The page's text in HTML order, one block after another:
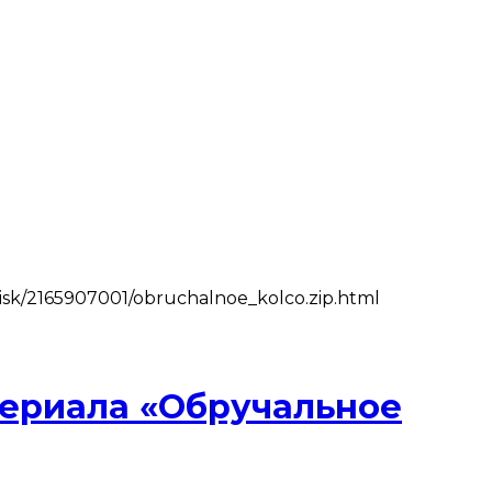
2165907001/obruchalnoe_kolco.zip.html
«Обручальное